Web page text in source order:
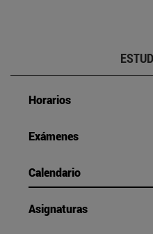
Horarios
Exámenes
Calendario
Asignaturas